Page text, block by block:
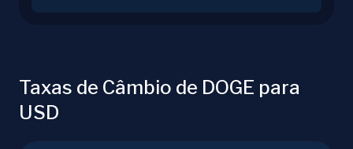
Taxas de Câmbio de DOGE para
USD